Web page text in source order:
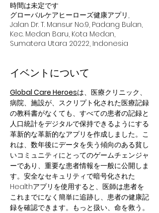
時間は未定です
グローバルケアヒーローズ健康アプリ,
Jalan Dr. T. Mansur No.9, Padang Bulan,
Kec. Medan Baru, Kota Medan,
Sumatera Utara 20222, Indonesia
イベントについて
Global Care Heroesは、医療クリニック、
病院、施設が、スクリプト化された医療記録
の教科書がなくても、すべての患者の記録と
人口統計をデジタルで保持できるようにする
革新的な革新的なアプリを作成しました。こ
れは、数年後にデータを失う傾向のある貧し
いコミュニティにとってのゲームチェンジャ
ーであり、重要な患者情報を一般に公開しま
す。安全なセキュリティで暗号化された
Healthアプリを使用すると、医師は患者を
これまでになく簡単に追跡し、患者の健康記
録を確認できます。もっと扱い、命を救う。